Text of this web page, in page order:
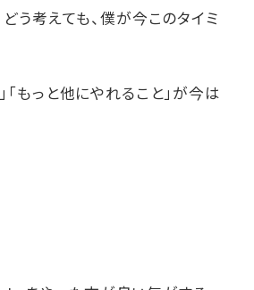
う考えても、僕が今このタイミ
もっと他にやれること」が今は